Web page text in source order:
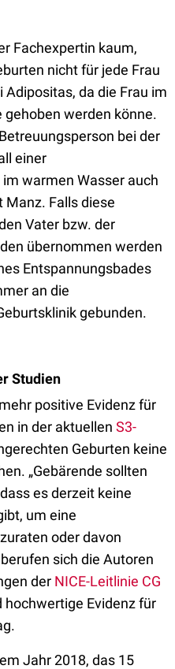
Fachexpertin kaum,
nicht für jede Frau
da die Frau im
werden könne.
bei der
einer
warmen Wasser auch
Manz. Falls diese
Vater bzw. der
übernommen werden
Entspannungsbades
an die
gebunden.
Studien
positive Evidenz für
in der aktuellen S3-
Geburten keine
„Gebärende sollten
es derzeit keine
um eine
oder davon
sich die Autoren
der NICE-Leitlinie CG
hochwertige Evidenz für
Jahr 2018, das 15